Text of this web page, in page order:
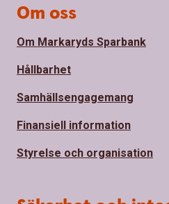
Om oss
Om Markaryds Sparbank
Hållbarhet
Samhällsengagemang
Finansiell information
Styrelse och organisation